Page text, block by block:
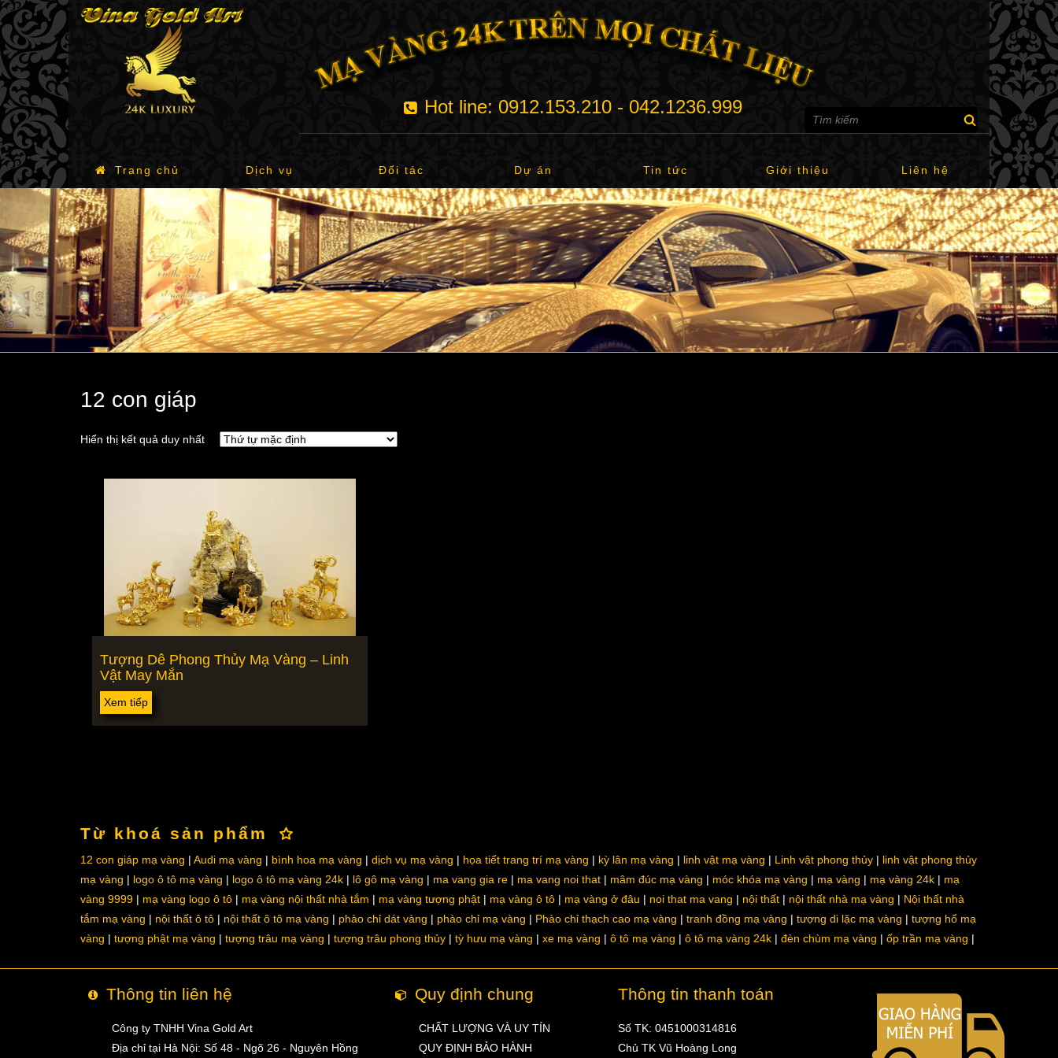
Hot line: 0912.153.210 - 042.1236.999
Trang chủ Dịch vụ Đối tác Dự án Tin tức Giới thiệu Liên hệ
12 con giáp
Hiển thị kết quả duy nhất
Tượng Dê Phong Thủy Mạ Vàng – Linh
Vật May Mắn
Xem tiếp
Từ khoá sản phẩm
12 con giáp mạ vàng Audi mạ vàng bình hoa mạ vàng dịch vụ mạ vàng họa tiết trang trí mạ vàng kỳ lân mạ vàng linh vật mạ vàng Linh vật phong thủy
linh vật phong thủy
mạ vàng
logo ô tô mạ vàng logo ô tô mạ vàng 24k lô gô mạ vàng ma vang gia re ma vang noi that mâm đúc mạ vàng móc khóa mạ vàng mạ vàng mạ vàng 24k
mạ
vàng 9999
mạ vàng logo ô tô mạ vàng nội thất nhà tắm mạ vàng tượng phật mạ vàng ô tô mạ vàng ở đâu noi that ma vang nội thất nội thất nhà mạ vàng
Nội thất nhà
tắm mạ vàng
nội thất ô tô nội thất ô tô mạ vàng phào chỉ dát vàng phào chỉ mạ vàng Phào chỉ thạch cao mạ vàng tranh đồng mạ vàng tượng di lặc mạ vàng
tượng hổ mạ
vàng
tượng phật mạ vàng tượng trâu mạ vàng tượng trâu phong thủy tỳ hưu mạ vàng xe mạ vàng ô tô mạ vàng ô tô mạ vàng 24k đèn chùm mạ vàng ốp trần mạ vàng
Thông tin liên hệ
Công ty TNHH Vina Gold Art
Địa chỉ tại Hà Nội: Số 48 - Ngõ 26 - Nguyên Hồng
Quy định chung
CHẤT LƯỢNG VÀ UY TÍN
QUY ĐỊNH BẢO HÀNH
Thông tin thanh toán
Số TK: 0451000314816
Chủ TK Vũ Hoàng Long